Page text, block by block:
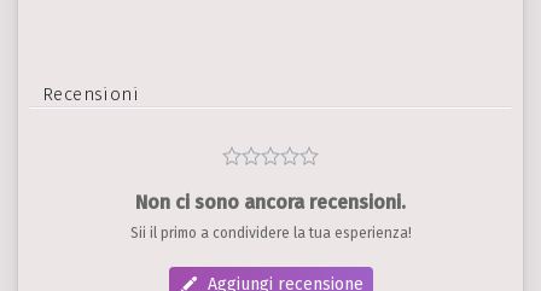
Recensioni
Non ci sono ancora recensioni.
Sii il primo a condividere la tua esperienza!
Aggiungi recensione